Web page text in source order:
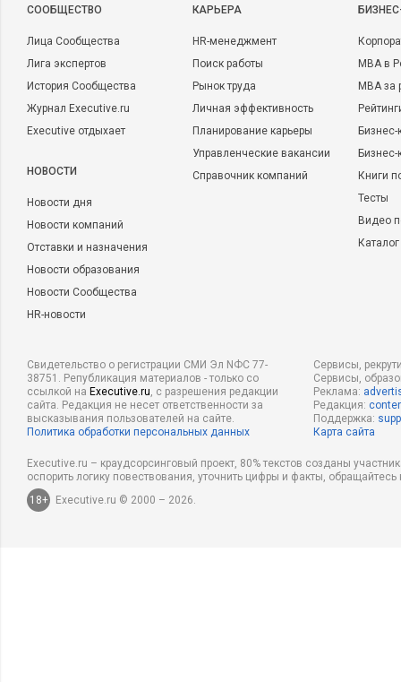
CООБЩЕСТВО
Лица Сообщества
Лига экспертов
История Сообщества
Журнал Executive.ru
Executive отдыхает
НОВОСТИ
Новости дня
Новости компаний
Отставки и назначения
Новости образования
Новости Сообщества
HR-новости
КАРЬЕРА
HR-менеджмент
Поиск работы
Рынок труда
Личная эффективность
Планирование карьеры
Управленческие вакансии
Справочник компаний
MBA в
MBA
Бизнес-
Книги
Тесты
Видео
Свидетельство о регистрации СМИ Эл NФС 77-
38751. Републикация материалов - только со
ссылкой на Executive.ru, с разрешения редакции
сайта. Редакция не несет ответственности за
высказывания пользователей на сайте.
Политика обработки персональных данных
Сервисы,
Сервисы,
Реклама:
Редакция:
Поддержка:
Карта сайта
Executive.ru – краудсорсинговый проект, 80% текстов созданы
оспорить логику повествования, уточнить цифры и факты,
18+
Executive.ru © 2000 – 2026.